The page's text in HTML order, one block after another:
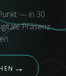
— in 30
Präsenz
→